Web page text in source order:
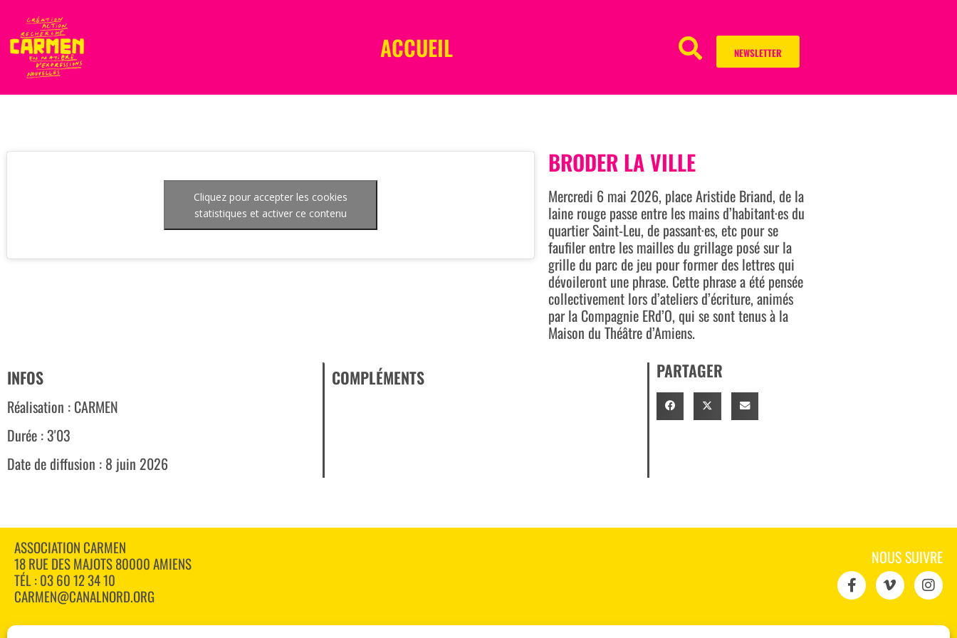
ACCUEIL NEWSLETTER
Cliquez pour accepter les cookies
statistiques et activer ce contenu
BRODER LA VILLE
Mercredi 6 mai 2026, place Aristide Briand, de la
laine rouge passe entre les mains d’habitant·es du
quartier Saint-Leu, de passant·es, etc pour se
faufiler entre les mailles du grillage posé sur la
grille du parc de jeu pour former des lettres qui
dévoileront une phrase. Cette phrase a été pensée
collectivement lors d’ateliers d’écriture, animés
par la Compagnie ERd’O, qui se sont tenus à la
Maison du Théâtre d’Amiens.
INFOS
Réalisation : CARMEN
Durée : 3'03
Date de diffusion : 8 juin 2026
COMPLÉMENTS PARTAGER
ASSOCIATION CARMEN
18 RUE DES MAJOTS 80000 AMIENS
TÉL : 03 60 12 34 10
CARMEN@CANALNORD.ORG
NOUS SUIVRE
Mentions légales